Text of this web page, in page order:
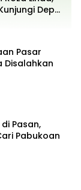
Depo
Pasar
Disalahkan
Pasan,
Pabukoan